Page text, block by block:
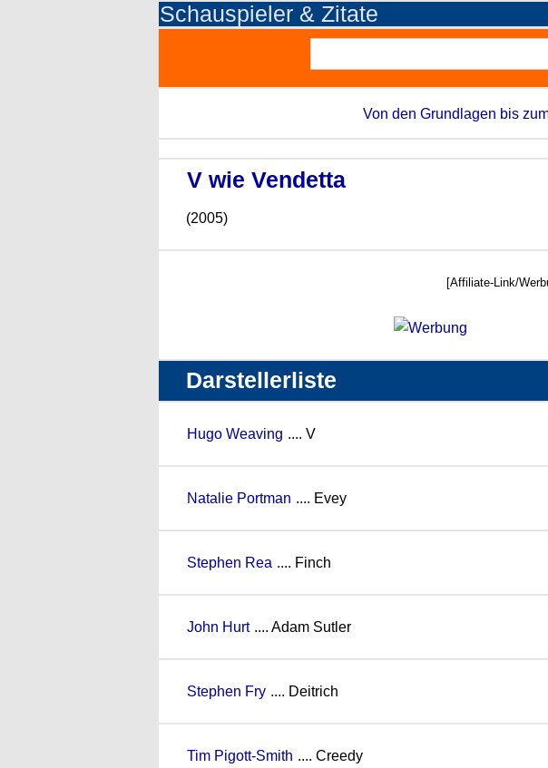
Schauspieler & Zitate
Von den Grundlagen bis
V wie Vendetta
(2005)
[Affiliate-Link/
Darstellerliste
Hugo Weaving .... V
Natalie Portman .... Evey
Stephen Rea .... Finch
John Hurt.... Adam Sutler
Stephen Fry .... Deitrich
Tim Pigott-Smith .... Creedy